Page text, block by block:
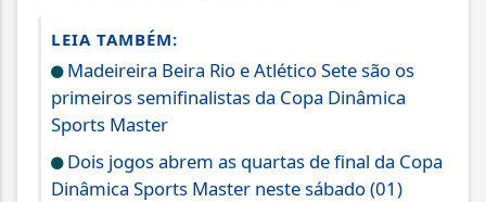
LEIA TAMBÉM:
Madeireira Beira Rio e Atlético Sete são os
primeiros semifinalistas da Copa Dinâmica
Sports Master
Dois jogos abrem as quartas de final da Copa
Dinâmica Sports Master neste sábado (01)